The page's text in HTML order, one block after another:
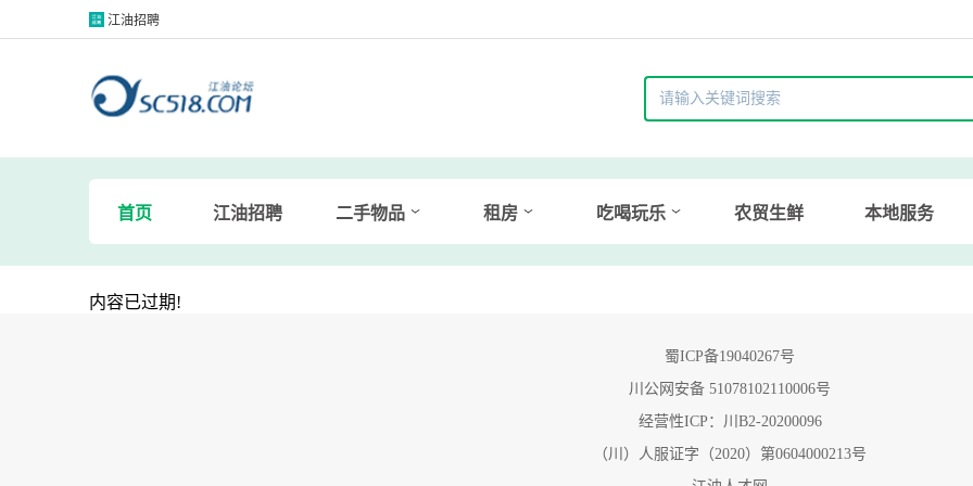
江油招聘
首页 江油招聘 二手物品 租房 吃喝玩乐 农贸生鲜 本地服务
内容已过期!
蜀ICP备19040267号
川公网安备 51078102110006号
经营性ICP：川B2-20200096
（川）人服证字（2020）第0604000213号